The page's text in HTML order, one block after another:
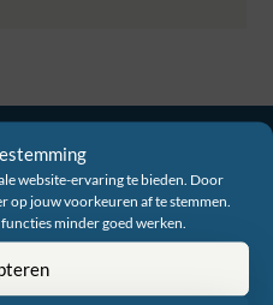
website-ervaring te bieden. Door
op jouw voorkeuren af te stemmen.
minder goed werken.